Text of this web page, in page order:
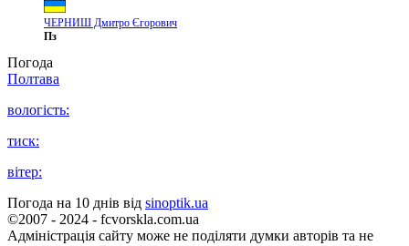
ЧЕРНИШ Дмитро Єгорович
Пз
Погода
Полтава
вологість:
тиск:
вітер:
Погода на 10 днів від sinoptik.ua
©2007 - 2024 - fcvorskla.com.ua
Адміністрація сайту може не поділяти думки авторів та не